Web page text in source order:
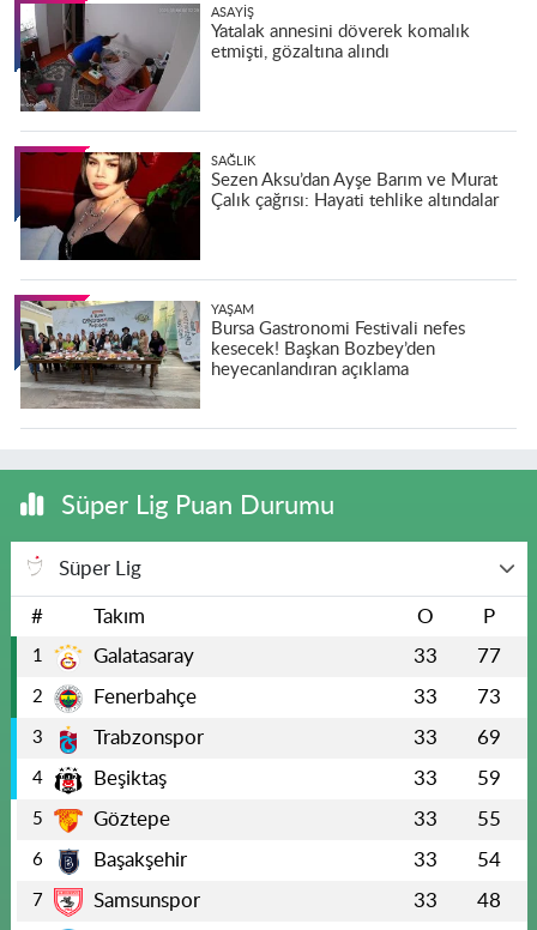
ASAYIŞ
Yatalak annesini döverek komalık
etmişti, gözaltına alındı
SAĞLIK
Sezen Aksu’dan Ayşe Barım ve Murat
Çalık çağrısı: Hayati tehlike altındalar
YAŞAM
Bursa Gastronomi Festivali nefes
kesecek! Başkan Bozbey’den
heyecanlandıran açıklama
Süper Lig Puan Durumu
Süper Lig
# Takım O P
1 Galatasaray 33 77
2 Fenerbahçe 33 73
3 Trabzonspor 33 69
4 Beşiktaş 33 59
5 Göztepe 33 55
6 Başakşehir 33 54
7 Samsunspor 33 48